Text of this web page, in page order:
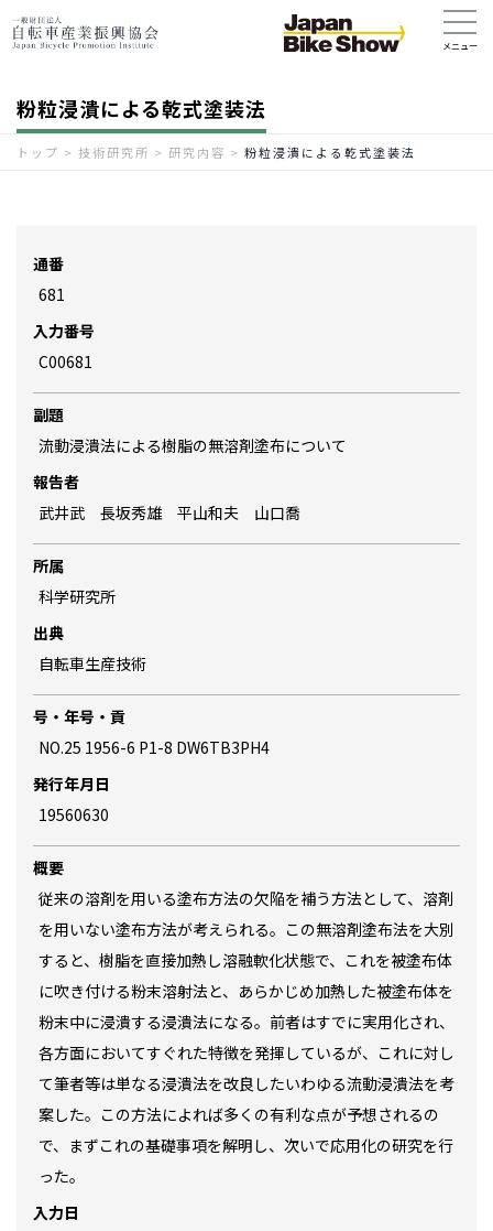
粉粒浸潰による乾式塗装法
トップ > 技術研究所 > 研究内容 > 粉粒浸潰による乾式塗装法
通番
681
入力番号
C00681
副題
流動浸潰法による樹脂の無溶剤塗布について
報告者
武井武 長坂秀雄 平山和夫 山口喬
所属
科学研究所
出典
自転車生産技術
号・年号・貢
NO.25 1956-6 P1-8 DW6TB3PH4
発行年月日
19560630
概要
従来の溶剤を用いる塗布方法の欠陥を補う方法として、溶剤
を用いない塗布方法が考えられる。この無溶剤塗布法を大別
すると、樹脂を直接加熱し溶融軟化状態で、これを被塗布体
に吹き付ける粉末溶射法と、あらかじめ加熱した被塗布体を
粉末中に浸潰する浸潰法になる。前者はすでに実用化され、
各方面においてすぐれた特徴を発揮しているが、これに対し
て筆者等は単なる浸潰法を改良したいわゆる流動浸潰法を考
案した。この方法によれば多くの有利な点が予想されるの
で、まずこれの基礎事項を解明し、次いで応用化の研究を行
った。
入力日